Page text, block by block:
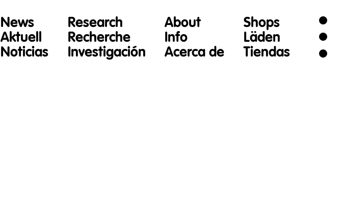
News
Aktuell
Noticias
Research
Recherche
Investigación
About
Info
Acerca de
Shops
Läden
Tiendas